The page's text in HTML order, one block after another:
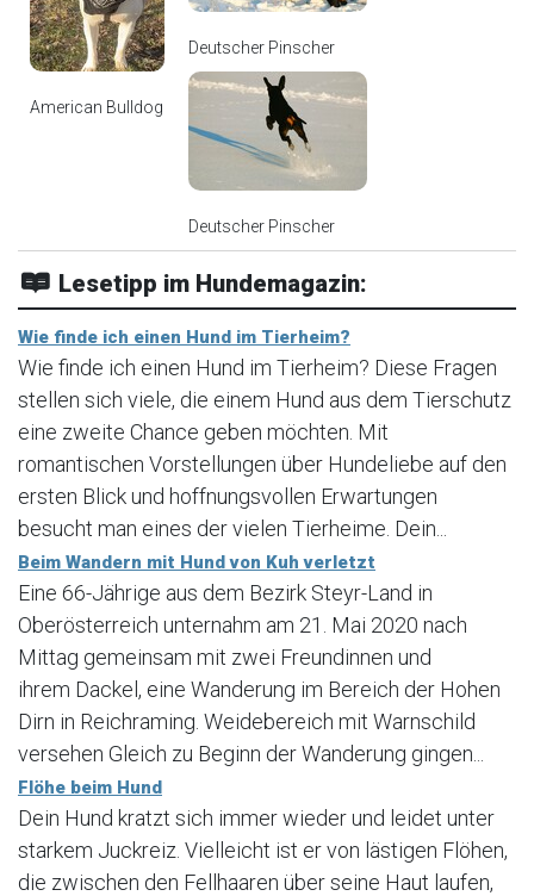
American Bulldog
Deutscher Pinscher
Deutscher Pinscher
Lesetipp im Hundemagazin:
Wie finde ich einen Hund im Tierheim?
Wie finde ich einen Hund im Tierheim? Diese Fragen
stellen sich viele, die einem Hund aus dem Tierschutz
eine zweite Chance geben möchten. Mit
romantischen Vorstellungen über Hundeliebe auf den
ersten Blick und hoffnungsvollen Erwartungen
besucht man eines der vielen Tierheime. Dein...
Beim Wandern mit Hund von Kuh verletzt
Eine 66-Jährige aus dem Bezirk Steyr-Land in
Oberösterreich unternahm am 21. Mai 2020 nach
Mittag gemeinsam mit zwei Freundinnen und
ihrem Dackel, eine Wanderung im Bereich der Hohen
Dirn in Reichraming. Weidebereich mit Warnschild
versehen Gleich zu Beginn der Wanderung gingen...
Flöhe beim Hund
Dein Hund kratzt sich immer wieder und leidet unter
starkem Juckreiz. Vielleicht ist er von lästigen Flöhen,
die zwischen den Fellhaaren über seine Haut laufen,